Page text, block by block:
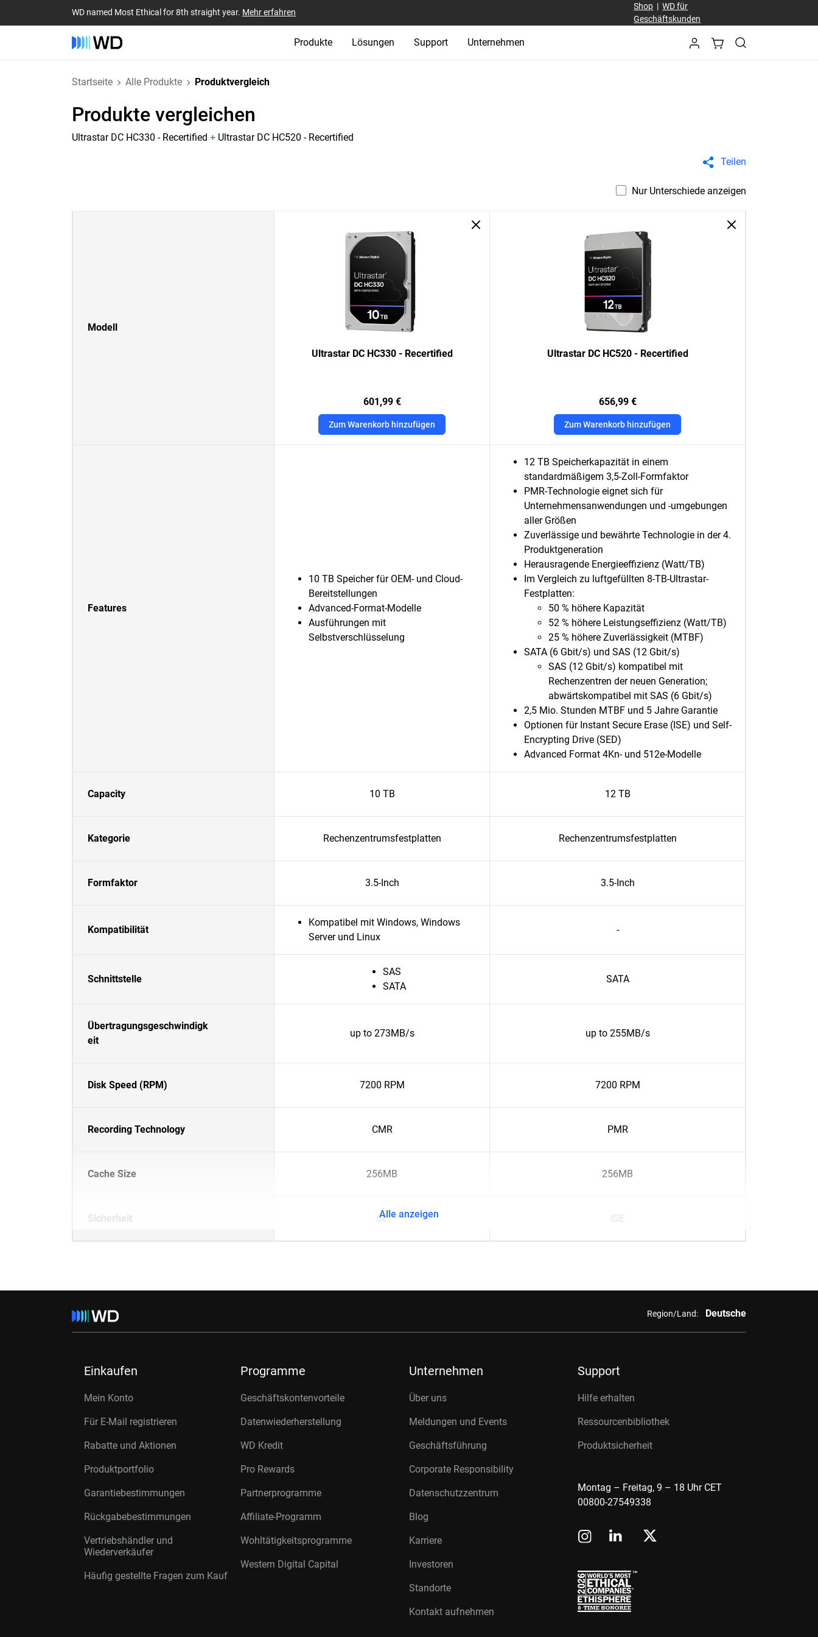
WD named Most Ethical for 8th straight year. Mehr erfahren
Shop |WD für
Geschäftskunden
Produkte Lösungen Support Unternehmen
Startseite Alle Produkte Produktvergleich
Produkte vergleichen
Ultrastar DC HC330 - Recertified + Ultrastar DC HC520 - Recertified
Teilen
Nur Unterschiede anzeigen
Modell
Ultrastar DC HC330 - Recertified
601,99 €
Zum Warenkorb hinzufügen
Ultrastar DC HC520 - Recertified
656,99 €
Zum Warenkorb hinzufügen
Features
10 TB Speicher für OEM- und Cloud-
Bereitstellungen
Advanced-Format-Modelle
Ausführungen mit
Selbstverschlüsselung
12 TB Speicherkapazität in einem
standardmäßigem 3,5-Zoll-Formfaktor
PMR-Technologie eignet sich für
Unternehmensanwendungen und -umgebungen
aller Größen
Zuverlässige und bewährte Technologie in der 4.
Produktgeneration
Herausragende Energieeffizienz (Watt/TB)
Im Vergleich zu luftgefüllten 8-TB-Ultrastar-
Festplatten:
50 % höhere Kapazität
52 % höhere Leistungseffizienz (Watt/TB)
25 % höhere Zuverlässigkeit (MTBF)
SATA (6 Gbit/s) und SAS (12 Gbit/s)
SAS (12 Gbit/s) kompatibel mit
Rechenzentren der neuen Generation;
abwärtskompatibel mit SAS (6 Gbit/s)
2,5 Mio. Stunden MTBF und 5 Jahre Garantie
Optionen für Instant Secure Erase (ISE) und Self-
Encrypting Drive (SED)
Advanced Format 4Kn- und 512e-Modelle
Capacity 10 TB 12 TB
Kategorie Rechenzentrumsfestplatten Rechenzentrumsfestplatten
Formfaktor 3.5-Inch 3.5-Inch
Kompatibilität
Kompatibel mit Windows, Windows
Server und Linux
-
Schnittstelle
SAS
SATA
SATA
Übertragungsgeschwindigk
eit
up to 273MB/s up to 255MB/s
Disk Speed (RPM) 7200 RPM 7200 RPM
Recording Technology CMR PMR
Cache Size 256MB 256MB
Sicherheit SE ISE
Alle anzeigen
Region/Land: Deutsche
Einkaufen
Mein Konto
Für E-Mail registrieren
Rabatte und Aktionen
Produktportfolio
Garantiebestimmungen
Rückgabebestimmungen
Vertriebshändler und
Wiederverkäufer
Häufig gestellte Fragen zum Kauf
Programme
Geschäftskontenvorteile
Datenwiederherstellung
WD Kredit
Pro Rewards
Partnerprogramme
Affiliate-Programm
Wohltätigkeitsprogramme
Western Digital Capital
Unternehmen
Über uns
Meldungen und Events
Geschäftsführung
Corporate Responsibility
Datenschutzzentrum
Blog
Karriere
Investoren
Standorte
Kontakt aufnehmen
Support
Hilfe erhalten
Ressourcenbibliothek
Produktsicherheit
Montag – Freitag, 9 – 18 Uhr CET
00800-27549338